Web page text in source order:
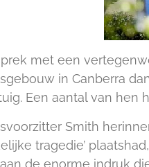
met een
in Canberra
Een aantal van hen
Smith
tragedie’
de enorme indruk